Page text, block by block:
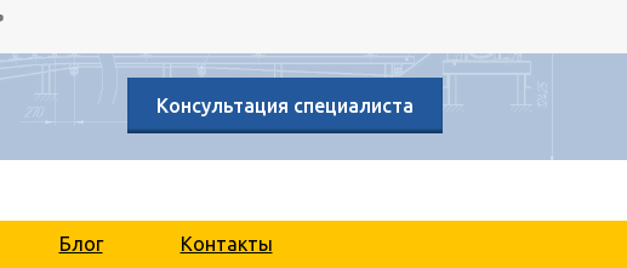
Консультация специалиста
Блог Контакты